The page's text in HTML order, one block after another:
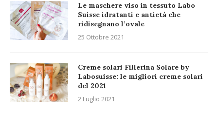
Le maschere viso in tessuto Labo
Suisse idratanti e antietà che
ridisegnano l’ovale
25 Ottobre 2021
Creme solari Fillerina Solare by
Labosuisse: le migliori creme solari
del 2021
2 Luglio 2021